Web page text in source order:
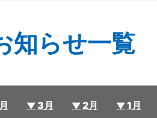
知らせ一覧
3月 2月 1月